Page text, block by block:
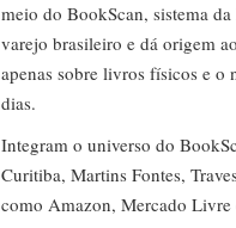
meio do BookScan, sistema
varejo brasileiro e dá origem
apenas sobre livros físicos e o
dias.
Integram o universo do
Curitiba, Martins Fontes,
como Amazon, Mercado